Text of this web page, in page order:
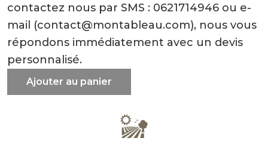
contactez nous par SMS : 0621714946 ou e-
mail (contact@montableau.com), nous vous
répondons immédiatement avec un devis
personnalisé.
Ajouter au panier